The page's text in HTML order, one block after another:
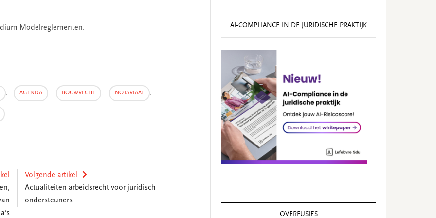
Modelreglementen.
, AGENDA , BOUWRECHT , NOTARIAAT ,
Volgende artikel
Actualiteiten arbeidsrecht voor juridisch
ondersteuners
AI‑COMPLIANCE IN DE JURIDISCHE PRAKTIJK
OVERFUSIES